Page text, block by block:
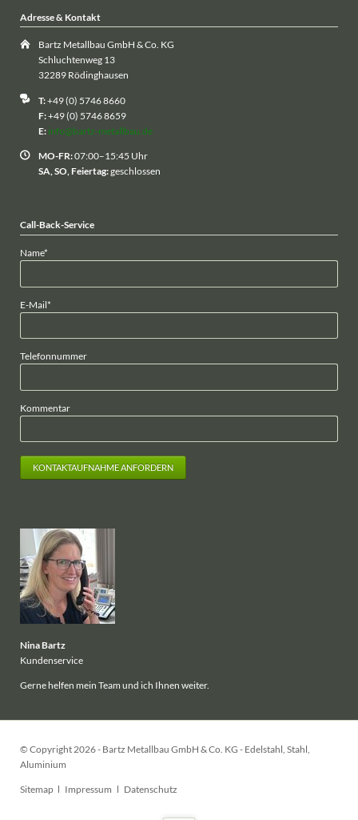
Adresse & Kontakt
Bartz Metallbau GmbH & Co. KG
Schluchtenweg 13
32289 Rödinghausen
T:+49 (0) 5746 8660
F:+49 (0) 5746 8659
E: info@bartz-metallbau.de
MO-FR:07:00–15:45 Uhr
SA, SO, Feiertag:geschlossen
Call-Back-Service
Pflichtfeld
Name*
Pflichtfeld
E-Mail*
Telefonnummer
Kommentar
KONTAKTAUFNAHME ANFORDERN
Nina Bartz
Kundenservice
Gerne helfen mein Team und ich Ihnen weiter.
© Copyright 2026 - Bartz Metallbau GmbH & Co. KG - Edelstahl, Stahl,
Aluminium
Navigation
Sitemap Impressum Datenschutz